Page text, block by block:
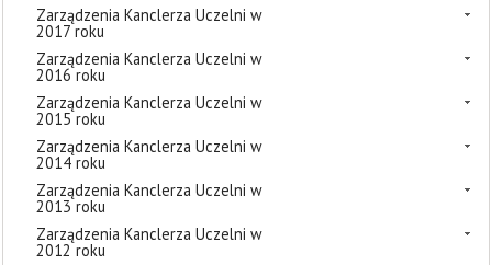
Zarządzenia Kanclerza Uczelni w
2017 roku
Zarządzenia Kanclerza Uczelni w
2016 roku
Zarządzenia Kanclerza Uczelni w
2015 roku
Zarządzenia Kanclerza Uczelni w
2014 roku
Zarządzenia Kanclerza Uczelni w
2013 roku
Zarządzenia Kanclerza Uczelni w
2012 roku